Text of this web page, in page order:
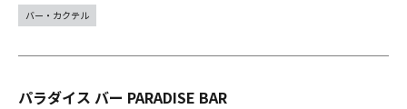
バー・カクテル
パラダイス バー PARADISE BAR